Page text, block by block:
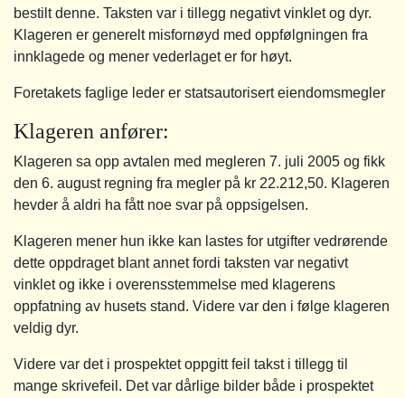
bestilt denne. Taksten var i tillegg negativt vinklet og dyr.
Klageren er generelt misfornøyd med oppfølgningen fra
innklagede og mener vederlaget er for høyt.
Foretakets faglige leder er statsautorisert eiendomsmegler
Klageren anfører:
Klageren sa opp avtalen med megleren 7. juli 2005 og fikk
den 6. august regning fra megler på kr 22.212,50. Klageren
hevder å aldri ha fått noe svar på oppsigelsen.
Klageren mener hun ikke kan lastes for utgifter vedrørende
dette oppdraget blant annet fordi taksten var negativt
vinklet og ikke i overensstemmelse med klagerens
oppfatning av husets stand. Videre var den i følge klageren
veldig dyr.
Videre var det i prospektet oppgitt feil takst i tillegg til
mange skrivefeil. Det var dårlige bilder både i prospektet